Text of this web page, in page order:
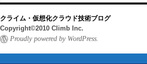
クライム・仮想化クラウド技術ブログ
Copyright©2010 Climb Inc.
Proudly powered by WordPress.